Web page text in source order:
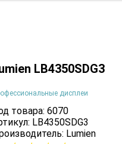
LB4350SDG3
дисплеи
товара: 6070
LB4350SDG3
Lumien